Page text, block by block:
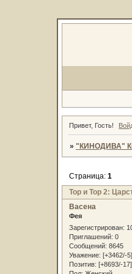
Привет, Гость!
» "КИНОДИВА"
Тор и Тор 2:
Страница: 1
Васена
Фея
Зарегистрирован:
Приглашений: 0
Сообщений: 8645
Уважение: [+3462/-5]
Позитив: [+8693/-17]